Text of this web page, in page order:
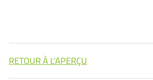
RETOUR À L'APERÇU